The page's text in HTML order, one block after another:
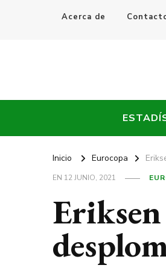
Acerca de
Every Fútbol
Inicio Eurocopa
EN 12 JUNIO, 2021